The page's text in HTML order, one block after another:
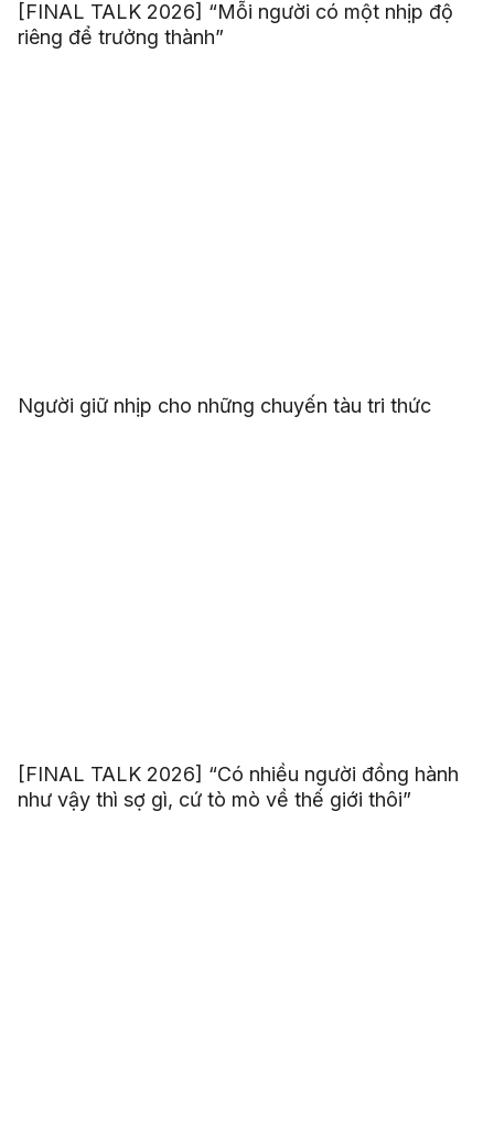
[FINAL TALK 2026] “Mỗi người có một nhịp độ
riêng để trưởng thành”
Người giữ nhịp cho những chuyến tàu tri thức
[FINAL TALK 2026] “Có nhiều người đồng hành
như vậy thì sợ gì, cứ tò mò về thế giới thôi”